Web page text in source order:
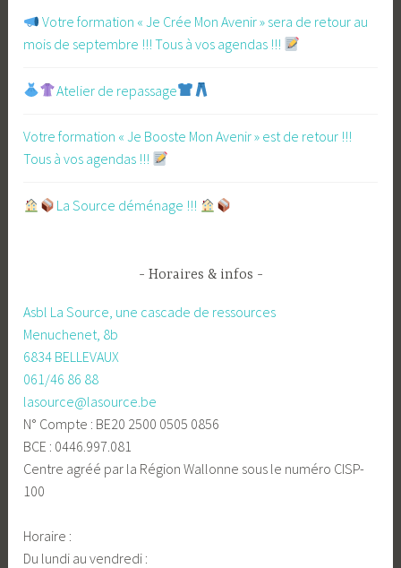
​ Votre formation « Je Crée Mon Avenir » sera de retour au
mois de septembre !!! Tous à vos agendas !!!
Atelier de repassage​
Votre formation « Je Booste Mon Avenir » est de retour !!!
Tous à vos agendas !!!
​La Source déménage !!!
Horaires & infos
Asbl La Source, une cascade de ressources
Menuchenet, 8b
6834 BELLEVAUX
061/46 86 88
lasource@lasource.be
N° Compte : BE20 2500 0505 0856
BCE : 0446.997.081
Centre agréé par la Région Wallonne sous le numéro CISP-
100
Horaire :
Du lundi au vendredi :